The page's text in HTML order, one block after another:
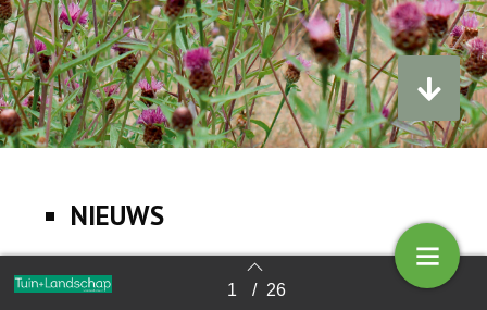
Terug naar overzicht 1 / 26
NIEUWS